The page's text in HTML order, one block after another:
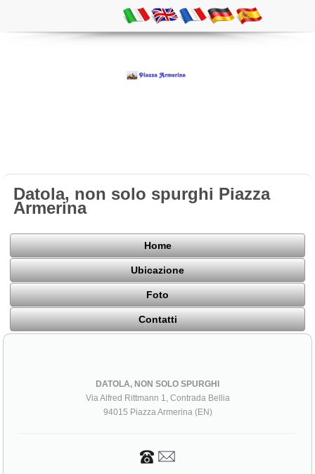
Datola, non solo spurghi Piazza
Armerina
Home
Ubicazione
Foto
Contatti
DATOLA, NON SOLO SPURGHI
Via Alfred Rittmann 1, Contrada Bellia
94015 Piazza Armerina (EN)